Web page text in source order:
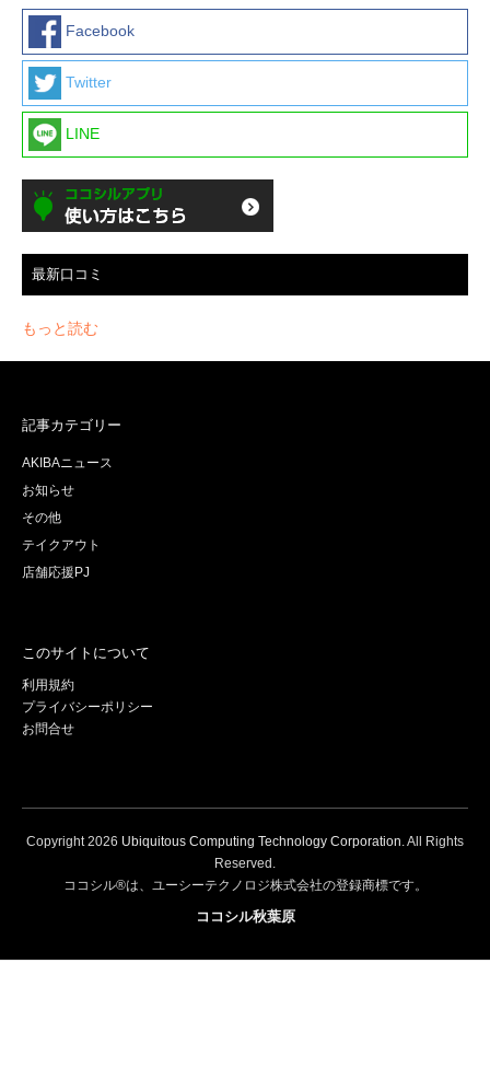
Facebook
Twitter
LINE
最新口コミ
もっと読む
記事カテゴリー
AKIBAニュース
お知らせ
その他
テイクアウト
店舗応援PJ
このサイトについて
利用規約
プライバシーポリシー
お問合せ
Copyright2026 Ubiquitous Computing Technology Corporation . All Rights
Reserved.
ココシル®は、ユーシーテクノロジ株式会社の登録商標です。
ココシル秋葉原